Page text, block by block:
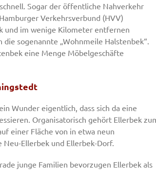
Sogar der öffentliche Nahverkehr
Verkehrsverbund (HVV)
und im wenige Kilometer entfernen
sogenannte „Wohnmeile Halstenbek“.
eine Menge Möbelgeschäfte
Wunder eigentlich, dass sich da eine
Organisatorisch gehört Ellerbek
einer Fläche von in etwa neun
Ellerbek und Ellerbek-Dorf.
junge Familien bevorzugen Ellerbek als